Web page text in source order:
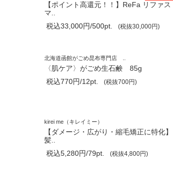
【ポイント高還元！！】ReFa リファス
マ..
税込33,000円/500pt.
(税抜30,000円)
北海道函館がごめ昆布専門店 ..
〈肌ケア〉がごめ生石鹸 85g
税込770円/12pt.
(税抜700円)
kirei me（キレイミー）
【ダメージ・広がり・縮毛矯正に特化】
髪..
税込5,280円/79pt.
(税抜4,800円)